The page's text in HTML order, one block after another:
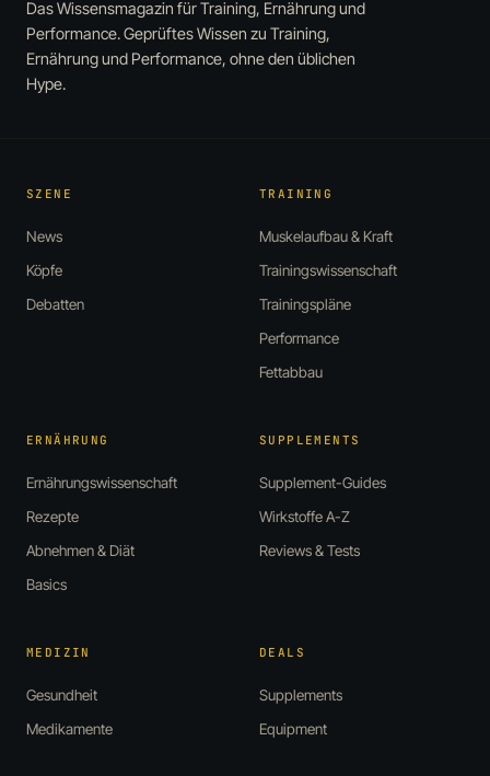
Das Wissensmagazin für Training, Ernährung und
Performance. Geprüftes Wissen zu Training,
Ernährung und Performance, ohne den üblichen
Hype.
SZENE
News
Köpfe
Debatten
TRAINING
Muskelaufbau & Kraft
Trainingswissenschaft
Trainingspläne
Performance
Fettabbau
ERNÄHRUNG
Ernährungswissenschaft
Rezepte
Abnehmen & Diät
Basics
SUPPLEMENTS
Supplement-Guides
Wirkstoffe A-Z
Reviews & Tests
MEDIZIN
Gesundheit
Medikamente
DEALS
Supplements
Equipment